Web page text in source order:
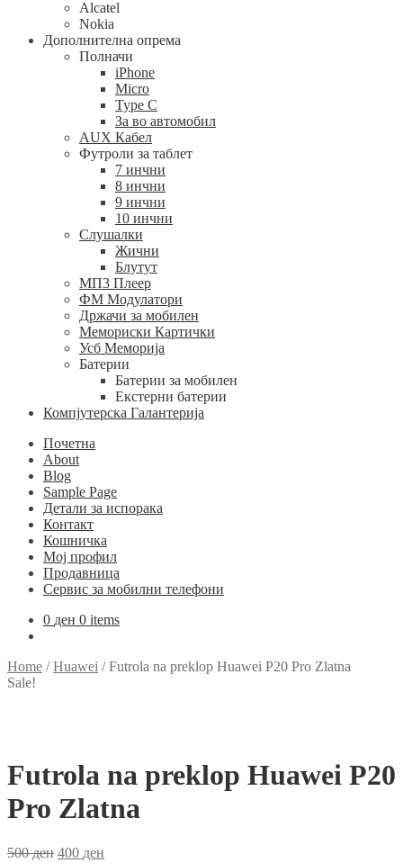
Alcatel
Nokia
Дополнителна опрема
Полначи
iPhone
Micro
Type C
За во автомобил
AUX Кабел
Футроли за таблет
7 инчни
8 инчни
9 инчни
10 инчни
Слушалки
Жични
Блутут
МП3 Плеер
ФМ Модулатори
Држачи за мобилен
Мемориски Картички
Усб Меморија
Батерии
Батерии за мобилен
Екстерни батерии
Компјутерска Галантерија
Почетна
About
Blog
Sample Page
Детали за испорака
Контакт
Кошничка
Мој профил
Продавница
Сервис за мобилни телефони
0 ден 0 items
Home /Huawei /Futrola na preklop Huawei P20 Pro Zlatna
Sale!
Futrola na preklop Huawei P20
Pro Zlatna
500ден 400 ден